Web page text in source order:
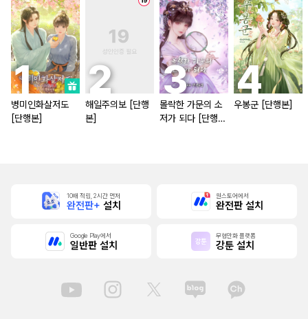
병미인화살저도
[단행본]
해일주의보 [단행
본]
몰락한 가문의 소
저가 되다 [단행
우봉군 [단행본]
10배 적립, 2시간 먼저
완전판+ 설치
원스토어에서
완전판 설치
Google Play에서
일반판 설치
무협만화 플랫폼
강툰 설치